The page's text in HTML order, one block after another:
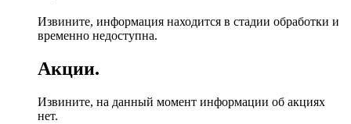
Извините, информация находится в стадии обработки и
временно недоступна.
Акции.
Извините, на данный момент информации об акциях
нет.